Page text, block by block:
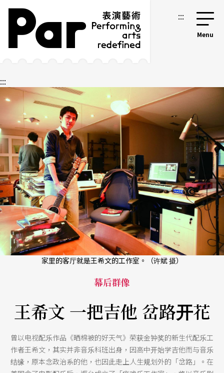
跳到主要内容区块
网站导览 :::
:::
家里的客厅就是王希文的工作室。（许斌 摄）
幕后群像
王希文 一把吉他 岔路开花
曾以电视配乐作品《晒棉被的好天气》荣获金钟奖的新生代配乐工
作者王希文，其实并非音乐科班出身，因高中开始学吉他而与音乐
结缘，原本念政治系的他，也因此走上人生规划外的「岔路」。在